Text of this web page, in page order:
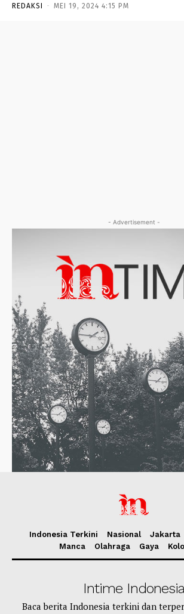
REDAKSI - MEI 19, 2024 4:15 PM
- Advertisement -
Indonesia Terkini Nasional Jakarta
Manca
Olahraga Gaya
Intime Indonesia
Baca berita Indonesia terkini dan